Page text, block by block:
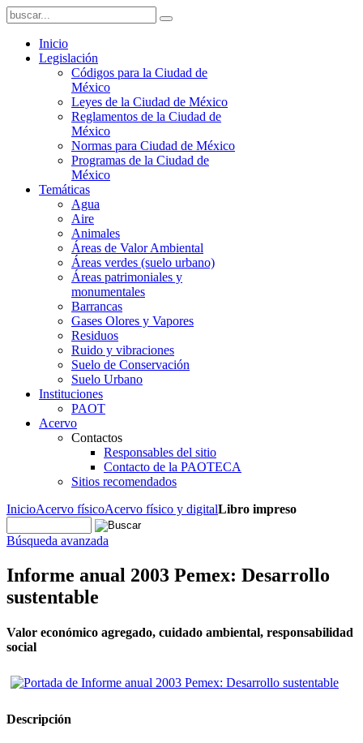
Inicio
Legislación
Códigos para la Ciudad de
México
Leyes de la Ciudad de México
Reglamentos de la Ciudad de
México
Normas para Ciudad de México
Programas de la Ciudad de
México
Temáticas
Agua
Aire
Animales
Áreas de Valor Ambiental
Áreas verdes (suelo urbano)
Áreas patrimoniales y
monumentales
Barrancas
Gases Olores y Vapores
Residuos
Ruido y vibraciones
Suelo de Conservación
Suelo Urbano
Instituciones
PAOT
Acervo
Contactos
Responsables del sitio
Contacto de la PAOTECA
Sitios recomendados
InicioAcervo físicoAcervo físico y digitalLibro impreso
Búsqueda avanzada
Informe anual 2003 Pemex: Desarrollo
sustentable
Valor económico agregado, cuidado ambiental, responsabilidad
social
Descripción